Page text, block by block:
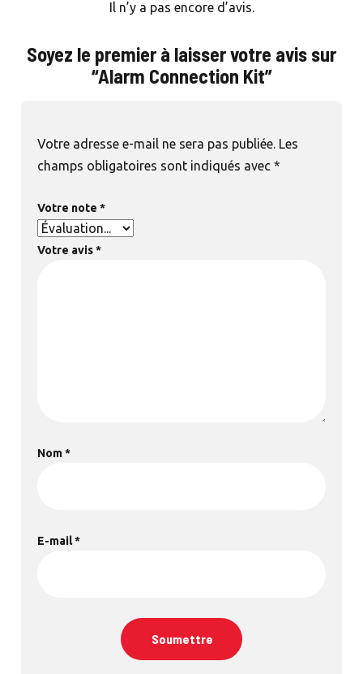
Il n’y a pas encore d’avis.
Soyez le premier à laisser votre avis sur
“Alarm Connection Kit”
Votre adresse e-mail ne sera pas publiée. Les
champs obligatoires sont indiqués avec *
Votre note *
Votre avis*
Nom*
E-mail*